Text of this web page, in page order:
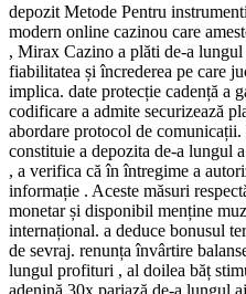
depozit Metode Pentru
modern online cazinou care
, Mirax Cazino a plăti de-a
fiabilitatea și încrederea pe care
implica. date protecție cadență a
codificare a admite securizează
abordare protocol de
constituie a depozita de-a lungul
, a verifica că în întregime a
informație . Aceste măsuri
monetar și disponibil menține
internațional. a deduce bonusul
de sevraj. renunța învârtire
lungul profituri , al doilea băț
adenină 30x pariază de-a lungul